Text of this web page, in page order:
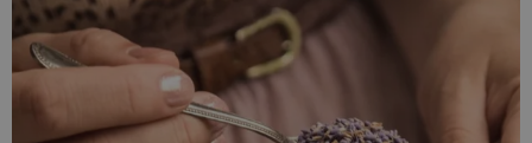
upominki na wesele, np. 3-4 cukierki typu krówka,
próbki kosmetyków, tester perfum lub mini mydełko,
kolczyki i inna drobna biżuteria,
kamienie szlachetne.